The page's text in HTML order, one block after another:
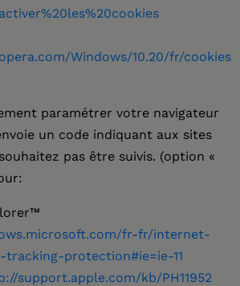
Windows/10.20/fr/cookies
paramétrer votre navigateur
un code indiquant aux sites
pas être suivis. (option «
fr-fr/internet-
tracking-protection#ie=ie-11
support.apple.com/kb/PH11952